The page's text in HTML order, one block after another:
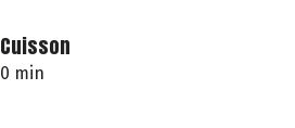
Cuisson
0 min